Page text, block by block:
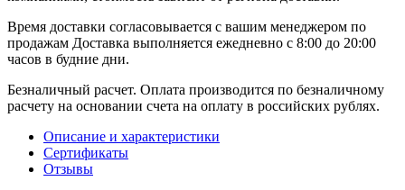
Время доставки согласовывается с вашим менеджером по
продажам Доставка выполняется ежедневно с 8:00 до 20:00
часов в будние дни.
Безналичный расчет. Оплата производится по безналичному
расчету на основании счета на оплату в российских рублях.
Описание и характеристики
Сертификаты
Отзывы